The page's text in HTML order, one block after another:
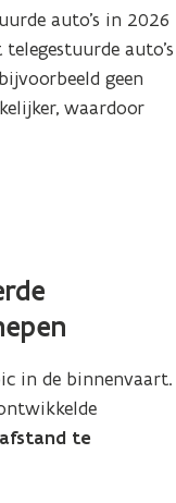
auto’s in 2026
auto’s
geen
waardoor
in de binnenvaart.
te